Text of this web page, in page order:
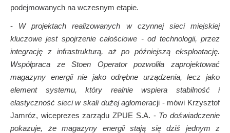
podejmowanych na wczesnym etapie.
- W projektach realizowanych w czynnej sieci miejskiej
kluczowe jest spojrzenie całościowe - od technologii, przez
integrację z infrastrukturą, aż po późniejszą eksploatację.
Współpraca ze Stoen Operator pozwoliła zaprojektować
magazyny energii nie jako odrębne urządzenia, lecz jako
element systemu, który realnie wspiera stabilność i
elastyczność sieci w skali dużej aglomeracji - mówi Krzysztof
Jamróz, wiceprezes zarządu ZPUE S.A. - To doświadczenie
pokazuje, że magazyny energii stają się dziś jednym z